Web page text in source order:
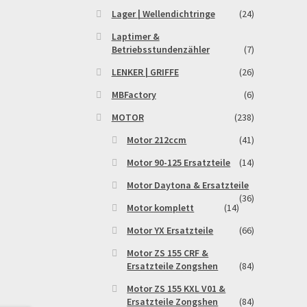
Lager | Wellendichtringe
(24)
Laptimer &
Betriebsstundenzähler
(7)
LENKER | GRIFFE
(26)
MBFactory
(6)
MOTOR
(238)
Motor 212ccm
(41)
Motor 90-125 Ersatzteile
(14)
Motor Daytona & Ersatzteile
(36)
Motor komplett
(14)
Motor YX Ersatzteile
(66)
Motor ZS 155 CRF &
Ersatzteile Zongshen
(84)
Motor ZS 155 KXL V01 &
Ersatzteile Zongshen
(84)